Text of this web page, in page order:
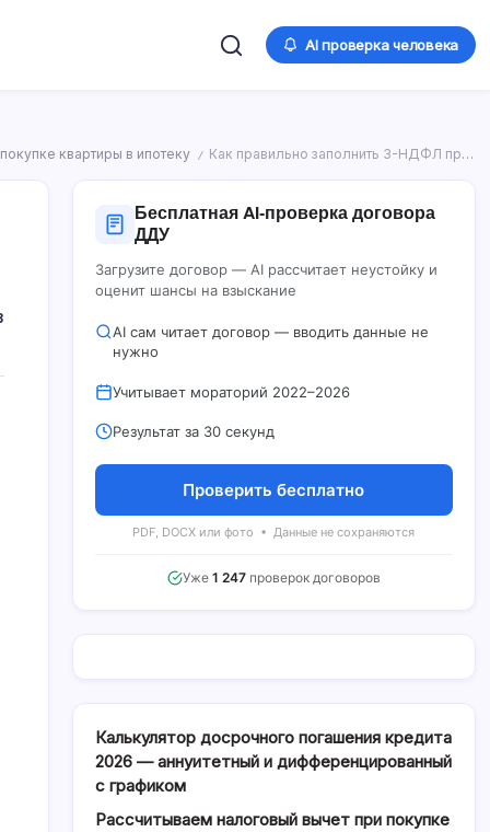
AI проверка человека
квартиры в ипотеку / Как правильно заполнить 3-НДФЛ при покупке квартиры в ипотеку для получения имущественного вычета?
Бесплатная AI‑проверка договора
ДДУ
Загрузите договор — AI рассчитает неустойку и
оценит шансы на взыскание
AI сам читает договор — вводить данные не
нужно
Учитывает мораторий 2022–2026
Результат за 30 секунд
Проверить бесплатно
PDF, DOCX или фото • Данные не сохраняются
Уже 1 247проверок договоров
Калькулятор досрочного погашения кредита
2026 — аннуитетный и дифференцированный
с графиком
Рассчитываем налоговый вычет при покупке